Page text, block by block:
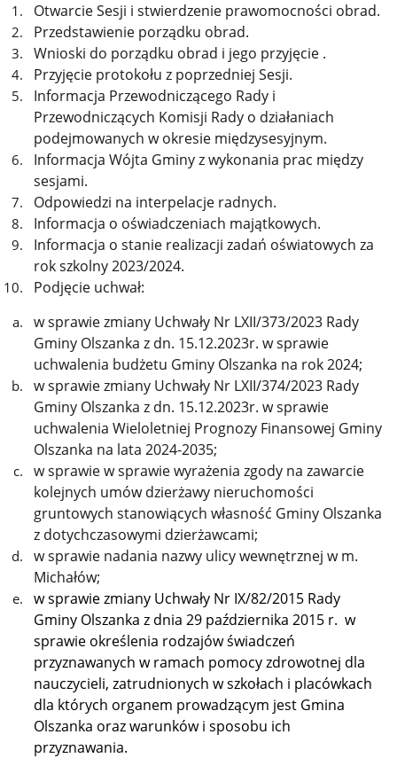
Otwarcie Sesji i stwierdzenie prawomocności obrad.
Przedstawienie porządku obrad.
Wnioski do porządku obrad i jego przyjęcie .
Przyjęcie protokołu z poprzedniej Sesji.
Informacja Przewodniczącego Rady i
Przewodniczących Komisji Rady o działaniach
podejmowanych w okresie międzysesyjnym.
Informacja Wójta Gminy z wykonania prac między
sesjami.
Odpowiedzi na interpelacje radnych.
Informacja o oświadczeniach majątkowych.
Informacja o stanie realizacji zadań oświatowych za
rok szkolny 2023/2024.
Podjęcie uchwał:
w sprawie zmiany Uchwały Nr LXII/373/2023 Rady
Gminy Olszanka z dn. 15.12.2023r. w sprawie
uchwalenia budżetu Gminy Olszanka na rok 2024;
w sprawie zmiany Uchwały Nr LXII/374/2023 Rady
Gminy Olszanka z dn. 15.12.2023r. w sprawie
uchwalenia Wieloletniej Prognozy Finansowej Gminy
Olszanka na lata 2024-2035;
w sprawie w sprawie wyrażenia zgody na zawarcie
kolejnych umów dzierżawy nieruchomości
gruntowych stanowiących własność Gminy Olszanka
z dotychczasowymi dzierżawcami;
w sprawie nadania nazwy ulicy wewnętrznej w m.
Michałów;
w sprawie zmiany Uchwały Nr IX/82/2015 Rady
Gminy Olszanka z dnia 29 października 2015 r. w
sprawie określenia rodzajów świadczeń
przyznawanych w ramach pomocy zdrowotnej dla
nauczycieli, zatrudnionych w szkołach i placówkach
dla których organem prowadzącym jest Gmina
Olszanka oraz warunków i sposobu ich
przyznawania.